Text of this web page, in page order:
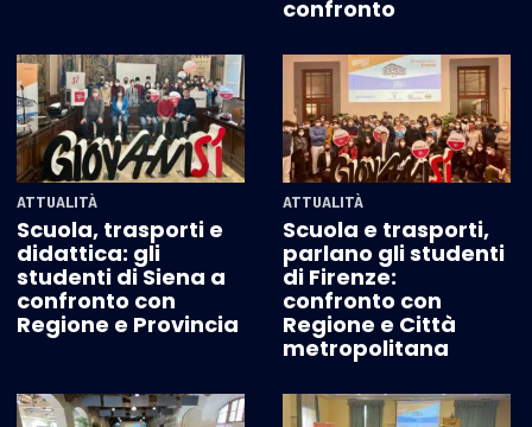
confronto
ATTUALITÀ
Scuola, trasporti e
didattica: gli
studenti di Siena a
confronto con
Regione e Provincia
ATTUALITÀ
Scuola e trasporti,
parlano gli studenti
di Firenze:
confronto con
Regione e Città
metropolitana